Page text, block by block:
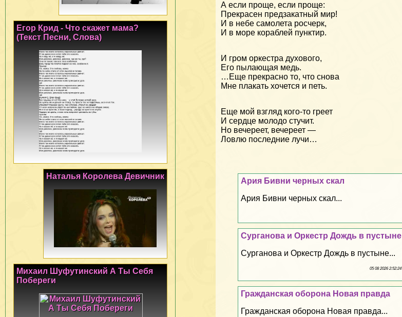
А если проще, если проще:
Прекрасен предзакатный мир!
И в небе самолета росчерк,
И в море кораблей пунктир.
И гром оркестра духового,
Его пылающая медь.
…Еще прекрасно то, что снова
Мне плакать хочется и петь.
Еще мой взгляд кого-то греет
И сердце молодо стучит.
Но вечереет, вечереет —
Ловлю последние лучи…
Ария Бивни черных скал
Ария Бивни черных скал...
Сурганова и Оркестр Дождь в пустыне
Сурганова и Оркестр Дождь в пустыне...
05 08 2026 2:52:24
Гражданская оборона Новая правда
Гражданская оборона Новая правда...
Егор Крид - Что скажет мама?
(Текст Песни, Слова)
Наталья Королева Девичник
Михаил Шуфутинский А Ты Себя
Побереги